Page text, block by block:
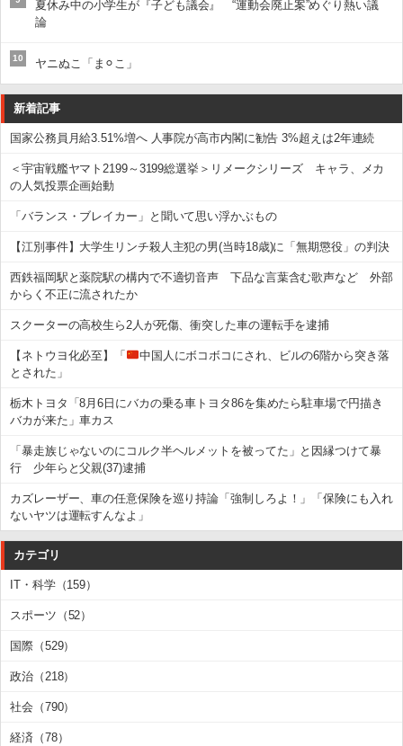
夏休み中の小学生が『子ども議会』 “運動会廃止案”めぐり熱い議
論
10 ヤニぬこ「ま⚪︎こ」
新着記事
国家公務員月給3.51%増へ 人事院が高市内閣に勧告 3%超えは2年連続
＜宇宙戦艦ヤマト2199～3199総選挙＞リメークシリーズ キャラ、メカ
の人気投票企画始動
「バランス・ブレイカー」と聞いて思い浮かぶもの
【江別事件】大学生リンチ殺人主犯の男(当時18歳)に「無期懲役」の判決
西鉄福岡駅と薬院駅の構内で不適切音声 下品な言葉含む歌声など 外部
からく不正に流されたか
スクーターの高校生ら2人が死傷、衝突した車の運転手を逮捕
【ネトウヨ化必至】「
中国人にボコボコにされ、ビルの6階から突き落
とされた」
栃木トヨタ「8月6日にバカの乗る車トヨタ86を集めたら駐車場で円描き
バカが来た」車カス
「暴走族じゃないのにコルク半ヘルメットを被ってた」と因縁つけて暴
行 少年らと父親(37)逮捕
カズレーザー、車の任意保険を巡り持論「強制しろよ！」「保険にも入れ
ないヤツは運転すんなよ」
カテゴリ
IT・科学（159）
スポーツ（52）
国際（529）
政治（218）
社会（790）
経済（78）